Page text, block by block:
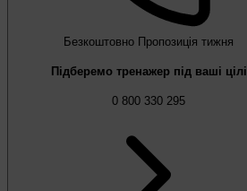
Безкоштовно Пропозиція тижня
Підберемо тренажер під ваші цілі
0 800 330 295